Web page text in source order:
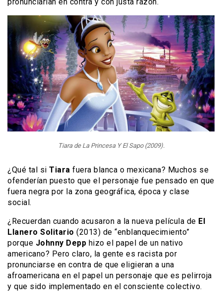
Tiara de La Princesa Y El Sapo (2009).
¿Qué tal si Tiara fuera blanca o mexicana? Muchos se
ofenderían puesto que el personaje fue pensado en que
fuera negra por la zona geográfica, época y clase
social.
¿Recuerdan cuando acusaron a la nueva película de El
Llanero Solitario (2013) de “enblanquecimiento”
porque Johnny Depp hizo el papel de un nativo
americano? Pero claro, la gente es racista por
pronunciarse en contra de que eligieran a una
afroamericana en el papel un personaje que es pelirroja
y que sido implementado en el consciente colectivo.